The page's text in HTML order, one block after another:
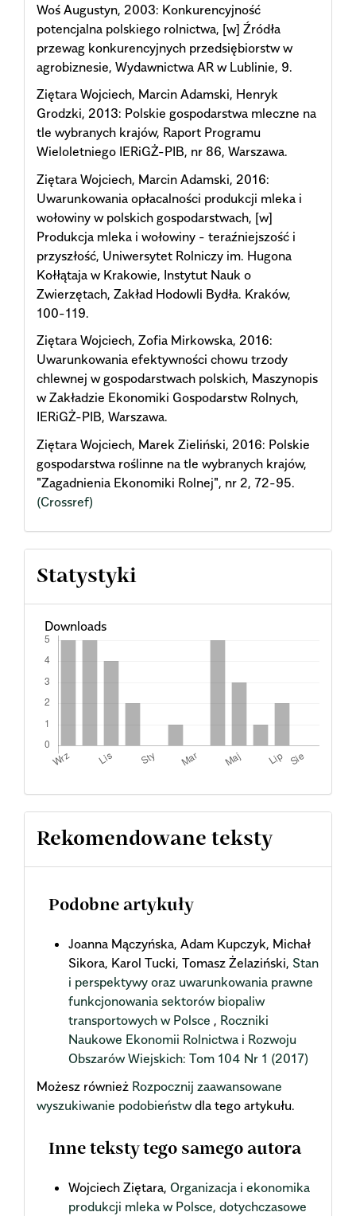
Woś Augustyn, 2003: Konkurencyjność
potencjalna polskiego rolnictwa, [w] Źródła
przewag konkurencyjnych przedsiębiorstw w
agrobiznesie, Wydawnictwa AR w Lublinie, 9.
Ziętara Wojciech, Marcin Adamski, Henryk
Grodzki, 2013: Polskie gospodarstwa mleczne na
tle wybranych krajów, Raport Programu
Wieloletniego IERiGŻ-PIB, nr 86, Warszawa.
Ziętara Wojciech, Marcin Adamski, 2016:
Uwarunkowania opłacalności produkcji mleka i
wołowiny w polskich gospodarstwach, [w]
Produkcja mleka i wołowiny - teraźniejszość i
przyszłość, Uniwersytet Rolniczy im. Hugona
Kołłątaja w Krakowie, Instytut Nauk o
Zwierzętach, Zakład Hodowli Bydła. Kraków,
100-119.
Ziętara Wojciech, Zofia Mirkowska, 2016:
Uwarunkowania efektywności chowu trzody
chlewnej w gospodarstwach polskich, Maszynopis
w Zakładzie Ekonomiki Gospodarstw Rolnych,
IERiGŻ-PIB, Warszawa.
Ziętara Wojciech, Marek Zieliński, 2016: Polskie
gospodarstwa roślinne na tle wybranych krajów,
"Zagadnienia Ekonomiki Rolnej", nr 2, 72-95.
(Crossref)
Statystyki
Downloads
Rekomendowane teksty
Podobne artykuły
Joanna Mączyńska, Adam Kupczyk, Michał
Sikora, Karol Tucki, Tomasz Żelaziński, Stan
i perspektywy oraz uwarunkowania prawne
funkcjonowania sektorów biopaliw
transportowych w Polsce , Roczniki
Naukowe Ekonomii Rolnictwa i Rozwoju
Obszarów Wiejskich: Tom 104 Nr 1 (2017)
Możesz również Rozpocznij zaawansowane
wyszukiwanie podobieństwdla tego artykułu.
Inne teksty tego samego autora
Wojciech Ziętara, Organizacja i ekonomika
produkcji mleka w Polsce, dotychczasowe